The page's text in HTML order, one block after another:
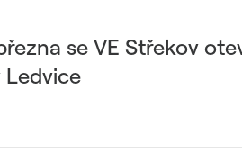
se VE Střekov